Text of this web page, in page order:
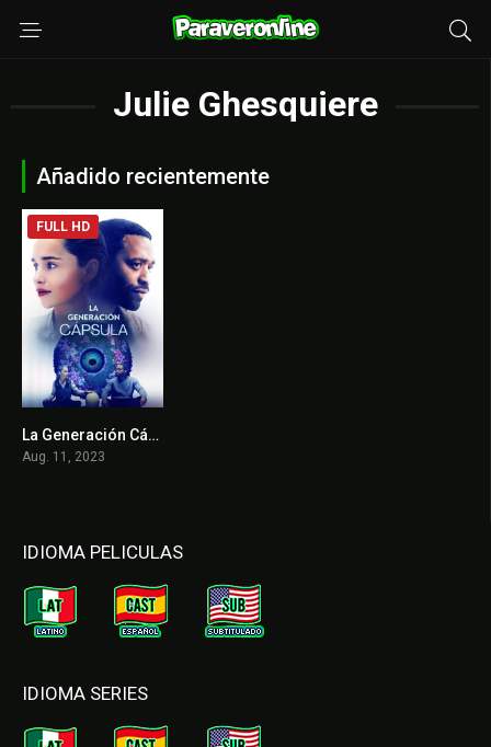
Julie Ghesquiere
Añadido recientemente
5.6
FULL HD
La Generación Cápsula
Aug. 11, 2023
IDIOMA PELICULAS
IDIOMA SERIES